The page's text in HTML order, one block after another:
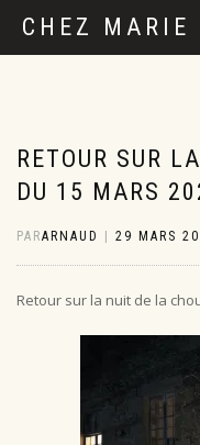
CHEZ MARIE
RETOUR SUR
DU 15 MARS
PARARNAUD 29 MARS
Retour sur la nuit de la